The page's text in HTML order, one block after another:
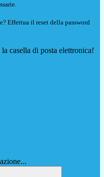
Effettua il reset della password
casella di posta elettronica!